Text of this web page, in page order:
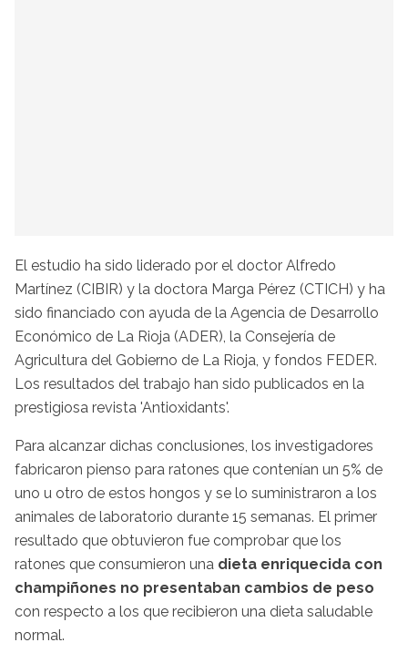
El estudio ha sido liderado por el doctor Alfredo
Martínez (CIBIR) y la doctora Marga Pérez (CTICH) y ha
sido financiado con ayuda de la Agencia de Desarrollo
Económico de La Rioja (ADER), la Consejería de
Agricultura del Gobierno de La Rioja, y fondos FEDER.
Los resultados del trabajo han sido publicados en la
prestigiosa revista 'Antioxidants'.
Para alcanzar dichas conclusiones, los investigadores
fabricaron pienso para ratones que contenían un 5% de
uno u otro de estos hongos y se lo suministraron a los
animales de laboratorio durante 15 semanas. El primer
resultado que obtuvieron fue comprobar que los
ratones que consumieron una dieta enriquecida con
champiñones no presentaban cambios de peso
con respecto a los que recibieron una dieta saludable
normal.